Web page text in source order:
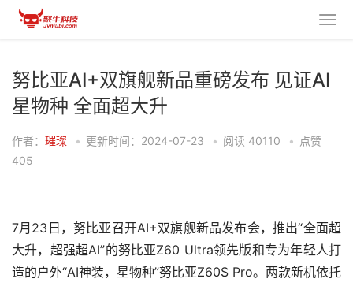
努比亚AI+双旗舰新品重磅发布 见证AI
星物种 全面超大升
作者： 璀璨 • 更新时间：2024-07-23 • 阅读 40110 • 点赞
405
7月23日，努比亚召开AI+双旗舰新品发布会，推出“全面超
大升，超强超AI”的努比亚Z60 Ultra领先版和专为年轻人打
造的户外“AI神装，星物种”努比亚Z60S Pro。两款新机依托